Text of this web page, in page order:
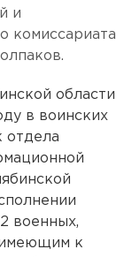
и
комиссариата
области
в воинских
отдела
военных,
имеющим к